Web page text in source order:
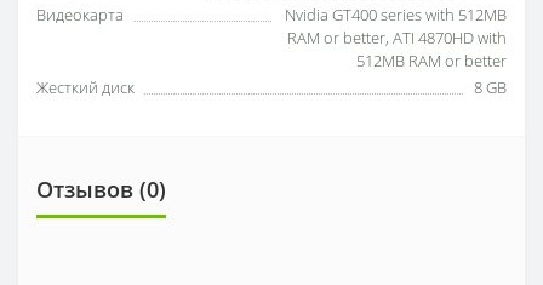
Видеокарта
Nvidia GT400 series with 512MB
RAM or better, ATI 4870HD with
512MB RAM or better
Жесткий диск
8 GB
Отзывов (0)